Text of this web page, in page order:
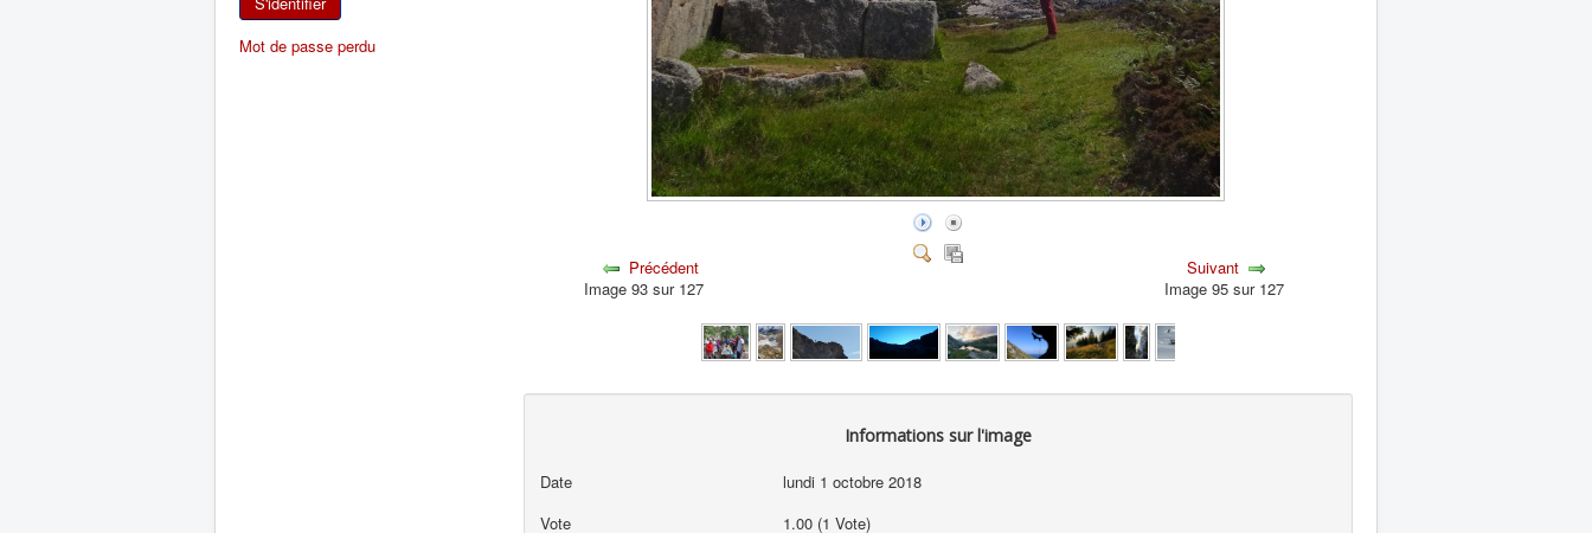
Mot de passe perdu
Précédent
Image 93 sur 127
Suivant
Image 95 sur 127
Informations sur l'image
Date
lundi 1 octobre 2018
Vote
1.00 (1 Vote)